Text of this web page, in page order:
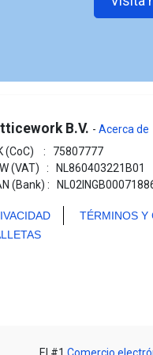
B.V. - Acerca de
(CoC) : 75807777
(VAT) : NL860403221B01
(Bank) :
TÉRMINOS Y